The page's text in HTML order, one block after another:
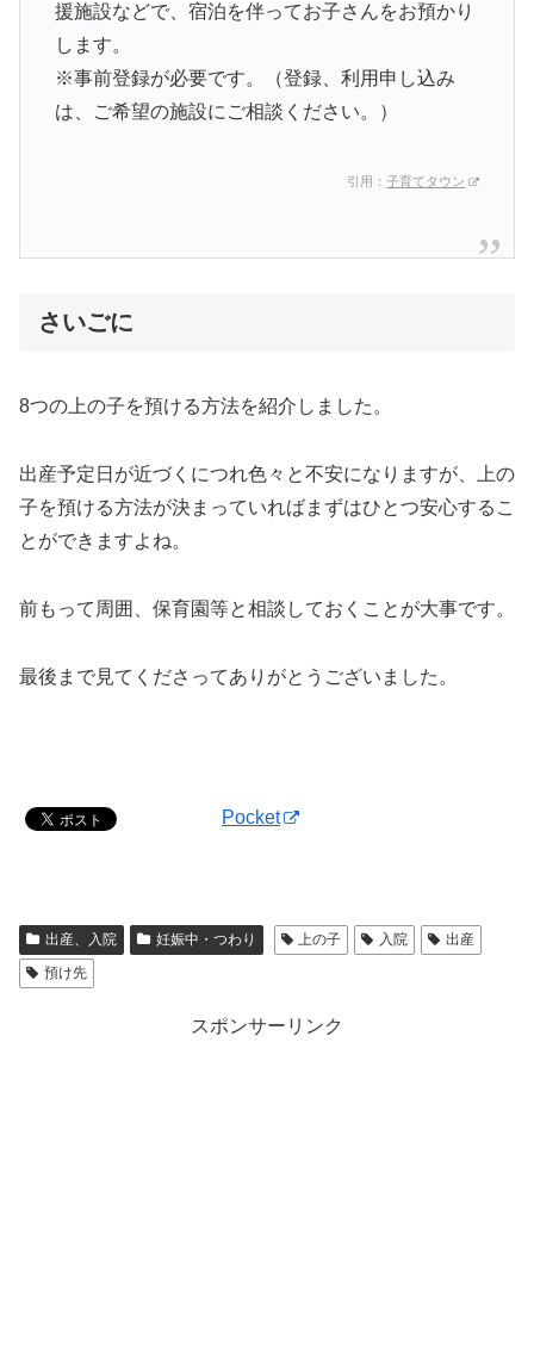
援施設などで、宿泊を伴ってお子さんをお預かり
します。
※事前登録が必要です。（登録、利用申し込み
は、ご希望の施設にご相談ください。）
引用：子育てタウン
さいごに
8つの上の子を預ける方法を紹介しました。
出産予定日が近づくにつれ色々と不安になりますが、上の
子を預ける方法が決まっていればまずはひとつ安心するこ
とができますよね。
前もって周囲、保育園等と相談しておくことが大事です。
最後まで見てくださってありがとうございました。
Pocket
出産、入院 妊娠中・つわり 上の子 入院
出産
預け先
スポンサーリンク